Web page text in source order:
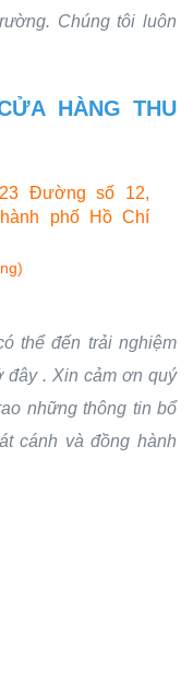
Chúng tôi luôn
HÀNG THU
Đường số 12,
phố Hồ Chí
thể đến trải nghiệm
đây . Xin cảm ơn quý
những thông tin bổ
cánh và đồng hành